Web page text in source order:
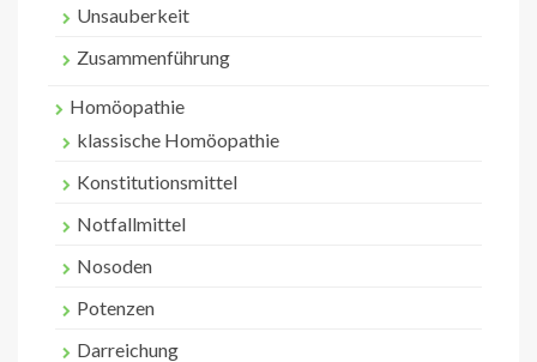
Unsauberkeit
Zusammenführung
Homöopathie
klassische Homöopathie
Konstitutionsmittel
Notfallmittel
Nosoden
Potenzen
Darreichung